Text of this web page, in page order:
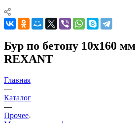
Бур по бетону 10х160
REXANT
Главная
—
Каталог
—
Прочее